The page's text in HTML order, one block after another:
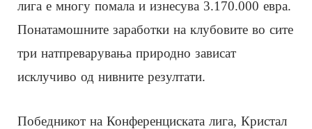
лига е многу помала и изнесува 3.170.000 евра.
Понатамошните заработки на клубовите во сите
три натпреварувања природно зависат
исклучиво од нивните резултати.
Победникот на Конференциската лига, Кристал